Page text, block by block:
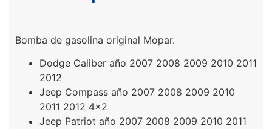
Bomba de gasolina original Mopar.
Dodge Caliber año 2007 2008 2009 2010 2011
2012
Jeep Compass año 2007 2008 2009 2010
2011 2012 4×2
Jeep Patriot año 2007 2008 2009 2010 2011